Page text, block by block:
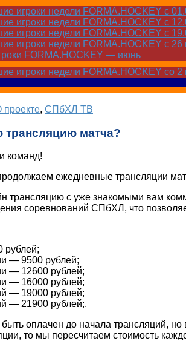
игроки недели FORMA.HOCKEY с
игроки недели FORMA.HOCKEY с
игроки недели FORMA.HOCKEY с
игроки недели FORMA.HOCKEY с
FORMA.HOCKEY — июнь
игроки недели FORMA.HOCKEY со 2
проекте, СПбХЛ ТВ
трансляцию матча?
команд!
ежедневные трансляции
трансляцию с уже знакомыми вам
соревнований СПбХЛ, что
рублей;
— 9500 рублей;
— 12600 рублей;
— 16000 рублей;
— 19000 рублей;
— 21900 рублей;.
оплачен до начала трансляций,
то мы пересчитаем стоимость